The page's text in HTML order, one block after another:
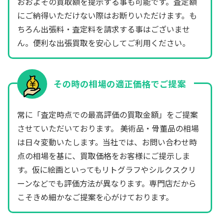
にご納得いただけない際はお断りいただけます。も
ちろん出張料・査定料を請求する事はございませ
ん。便利な出張買取を安心してご利用ください。
その時の相場の適正価格でご提案
常に「査定時点での最高評価の買取金額」をご提案
させていただいております。 美術品・骨董品の相場
は日々変動いたします。当社では、お問い合わせ時
点の相場を基に、買取価格をお客様にご提示しま
す。仮に絵画といってもリトグラフやシルクスクリ
ーンなどでも評価方法が異なります。専門店だから
こそきめ細かなご提案を心がけております。